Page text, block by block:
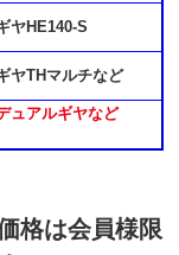
ヤHE140-S
ヤTHマルチなど
ュアルギヤなど
格は会員様限